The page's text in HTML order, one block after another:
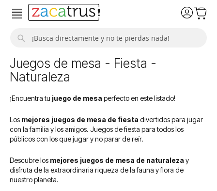
Juegos de mesa - Fiesta -
Naturaleza
¡Encuentra tu juego de mesa perfecto en este listado!
Los mejores juegos de mesa de fiesta divertidos para jugar
con la familia y los amigos. Juegos de fiesta para todos los
públicos con los que jugar y no parar de reír.
Descubre los mejores juegos de mesa de naturaleza y
disfruta de la extraordinaria riqueza de la fauna y flora de
nuestro planeta.